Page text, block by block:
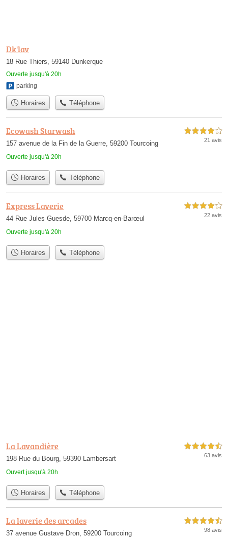
Dk'lav
18 Rue Thiers, 59140 Dunkerque
Ouverte jusqu'à 20h
parking
Horaires Téléphone
Ecowash Starwash
157 avenue de la Fin de la Guerre, 59200 Tourcoing
Ouverte jusqu'à 20h
4,0 étoiles sur 5
21 avis
Horaires Téléphone
Express Laverie
44 Rue Jules Guesde, 59700 Marcq-en-Barœul
Ouverte jusqu'à 20h
4,0 étoiles sur 5
22 avis
Horaires Téléphone
La Lavandière
198 Rue du Bourg, 59390 Lambersart
Ouvert jusqu'à 20h
4,5 étoiles sur 5
63 avis
Horaires Téléphone
La laverie des arcades
37 avenue Gustave Dron, 59200 Tourcoing
4,5 étoiles sur 5
98 avis